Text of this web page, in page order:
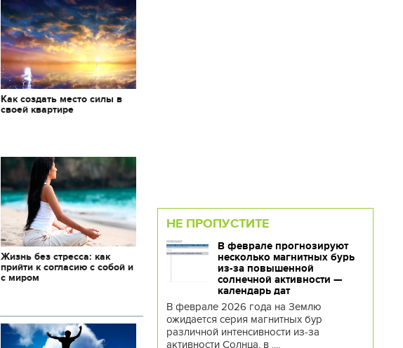
Как создать место силы в
своей квартире
Жизнь без стресса: как
прийти к согласию с собой и
с миром
НЕ ПРОПУСТИТЕ
В феврале прогнозируют
несколько магнитных бурь
из-за повышенной
солнечной активности —
календарь дат
В феврале 2026 года на Землю
ожидается серия магнитных бур
различной интенсивности из-за
активности Солнца, в ....